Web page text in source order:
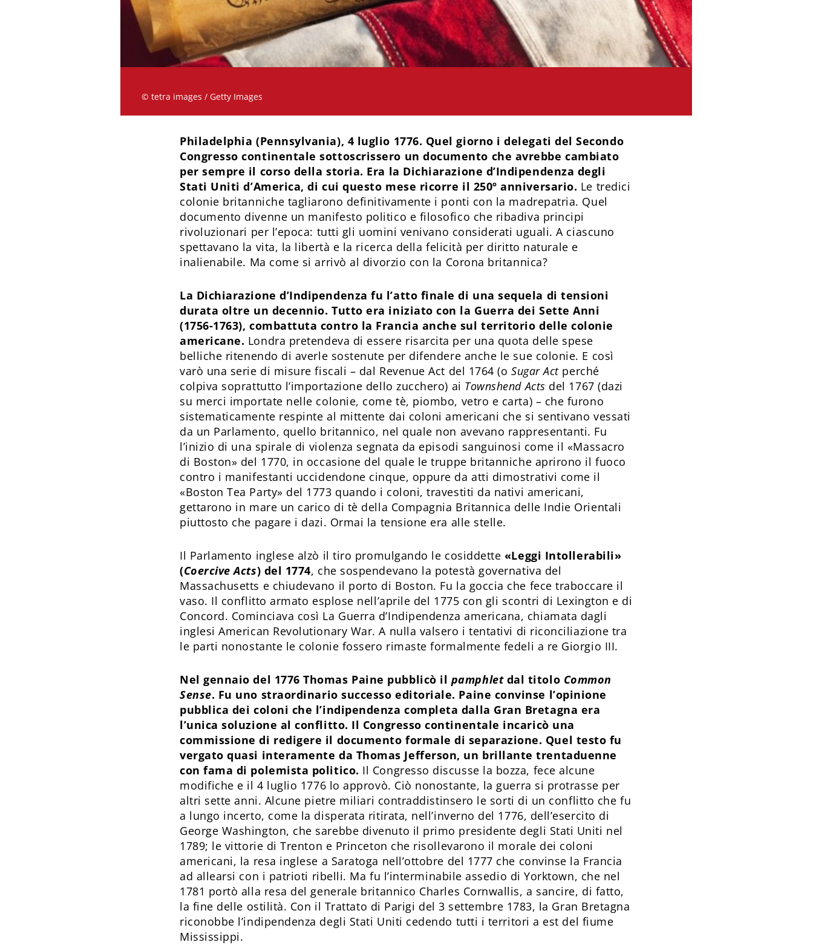
© tetra images / Getty Images
Philadelphia (Pennsylvania), 4 luglio 1776. Quel giorno i delegati del Secondo
Congresso continentale sottoscrissero un documento che avrebbe cambiato
per sempre il corso della storia. Era la Dichiarazione d’Indipendenza degli
Stati Uniti d’America, di cui questo mese ricorre il 250º anniversario. Le tredici
colonie britanniche tagliarono definitivamente i ponti con la madrepatria. Quel
documento divenne un manifesto politico e filosofico che ribadiva principi
rivoluzionari per l’epoca: tutti gli uomini venivano considerati uguali. A ciascuno
spettavano la vita, la libertà e la ricerca della felicità per diritto naturale e
inalienabile. Ma come si arrivò al divorzio con la Corona britannica?
La Dichiarazione d’Indipendenza fu l’atto finale di una sequela di tensioni
durata oltre un decennio. Tutto era iniziato con la Guerra dei Sette Anni
(1756-1763), combattuta contro la Francia anche sul territorio delle colonie
americane. Londra pretendeva di essere risarcita per una quota delle spese
belliche ritenendo di averle sostenute per difendere anche le sue colonie. E così
varò una serie di misure fiscali – dal Revenue Act del 1764 (oSugar Actperché
colpiva soprattutto l’importazione dello zucchero) ai Townshend Acts del 1767 (dazi
su merci importate nelle colonie, come tè, piombo, vetro e carta) – che furono
sistematicamente respinte al mittente dai coloni americani che si sentivano vessati
da un Parlamento, quello britannico, nel quale non avevano rappresentanti. Fu
l’inizio di una spirale di violenza segnata da episodi sanguinosi come il «Massacro
di Boston» del 1770, in occasione del quale le truppe britanniche aprirono il fuoco
contro i manifestanti uccidendone cinque, oppure da atti dimostrativi come il
«Boston Tea Party» del 1773 quando i coloni, travestiti da nativi americani,
gettarono in mare un carico di tè della Compagnia Britannica delle Indie Orientali
piuttosto che pagare i dazi. Ormai la tensione era alle stelle.
Il Parlamento inglese alzò il tiro promulgando le cosiddette «Leggi Intollerabili»
(Coercive Acts) del 1774, che sospendevano la potestà governativa del
Massachusetts e chiudevano il porto di Boston. Fu la goccia che fece traboccare il
vaso. Il conflitto armato esplose nell’aprile del 1775 con gli scontri di Lexington e di
Concord. Cominciava così La Guerra d’Indipendenza americana, chiamata dagli
inglesi American Revolutionary War. A nulla valsero i tentativi di riconciliazione tra
le parti nonostante le colonie fossero rimaste formalmente fedeli a re Giorgio III.
Nel gennaio del 1776 Thomas Paine pubblicò il pamphletdal titolo Common
Sense. Fu uno straordinario successo editoriale. Paine convinse l’opinione
pubblica dei coloni che l’indipendenza completa dalla Gran Bretagna era
l’unica soluzione al conflitto. Il Congresso continentale incaricò una
commissione di redigere il documento formale di separazione. Quel testo fu
vergato quasi interamente da Thomas Jefferson, un brillante trentaduenne
con fama di polemista politico. Il Congresso discusse la bozza, fece alcune
modifiche e il 4 luglio 1776 lo approvò. Ciò nonostante, la guerra si protrasse per
altri sette anni. Alcune pietre miliari contraddistinsero le sorti di un conflitto che fu
a lungo incerto, come la disperata ritirata, nell’inverno del 1776, dell’esercito di
George Washington, che sarebbe divenuto il primo presidente degli Stati Uniti nel
1789; le vittorie di Trenton e Princeton che risollevarono il morale dei coloni
americani, la resa inglese a Saratoga nell’ottobre del 1777 che convinse la Francia
ad allearsi con i patrioti ribelli. Ma fu l’interminabile assedio di Yorktown, che nel
1781 portò alla resa del generale britannico Charles Cornwallis, a sancire, di fatto,
la fine delle ostilità. Con il Trattato di Parigi del 3 settembre 1783, la Gran Bretagna
riconobbe l’indipendenza degli Stati Uniti cedendo tutti i territori a est del fiume
Mississippi.